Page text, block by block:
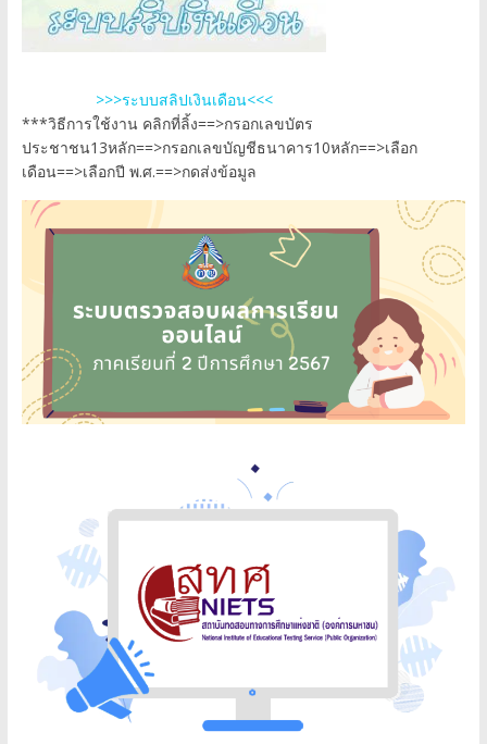
>>>ระบบสลิปเงินเดือน<<<
***วิธีการใช้งาน คลิกที่ลิ้ง==>กรอกเลขบัตร
ประชาชน13หลัก==>กรอกเลขบัญชีธนาคาร10หลัก==>เลือก
เดือน==>เลือกปี พ.ศ.==>กดส่งข้อมูล